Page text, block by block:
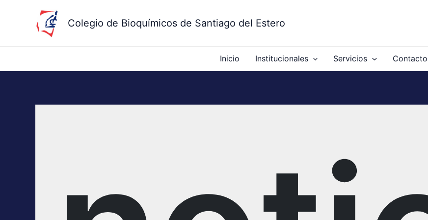
contenido
Colegio de Bioquímicos de Santiago del Estero
Inicio Institucionales Servicios Contacto